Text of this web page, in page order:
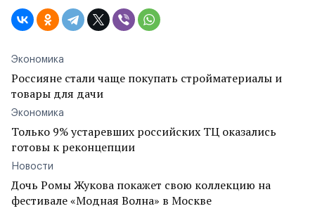
Экономика
Россияне стали чаще покупать стройматериалы и
товары для дачи
Экономика
Только 9% устаревших российских ТЦ оказались
готовы к реконцепции
Новости
Дочь Ромы Жукова покажет свою коллекцию на
фестивале «Модная Волна» в Москве